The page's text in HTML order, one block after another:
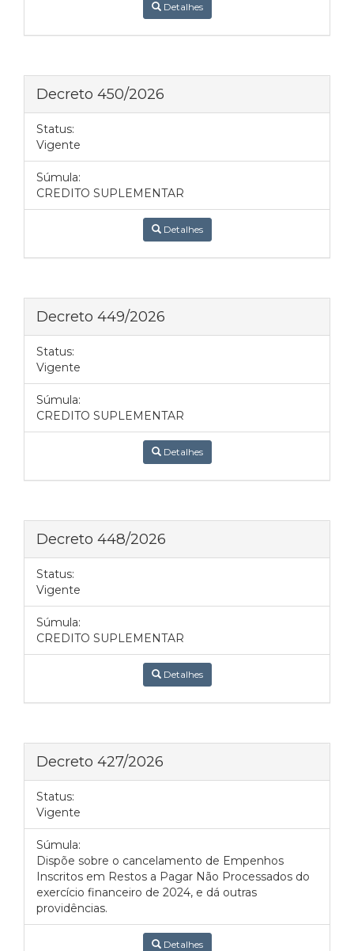
Detalhes
Decreto 450/2026
Status:
Vigente
Súmula:
CREDITO SUPLEMENTAR
Detalhes
Decreto 449/2026
Status:
Vigente
Súmula:
CREDITO SUPLEMENTAR
Detalhes
Decreto 448/2026
Status:
Vigente
Súmula:
CREDITO SUPLEMENTAR
Detalhes
Decreto 427/2026
Status:
Vigente
Súmula:
Dispõe sobre o cancelamento de Empenhos
Inscritos em Restos a Pagar Não Processados do
exercício financeiro de 2024, e dá outras
providências.
Detalhes